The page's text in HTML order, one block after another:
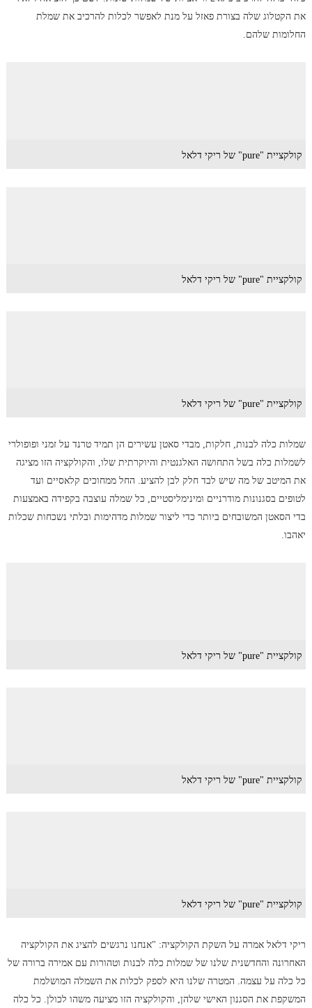
את הקטלוג שלה בצורת פאזל על מנת לאפשר לכלות להרכיב את שמלת
החלומות שלהם.
קולקציית "pure" של ריקי דלאל
קולקציית "pure" של ריקי דלאל
קולקציית "pure" של ריקי דלאל
שמלות כלה לבנות, חלקות, מבדי סאטן עשירים הן תמיד טרנד על זמני ופופולרי
לשמלות כלה בשל התחושה האלגנטית והיוקרתית שלו, והקולקציה הזו מציגה
את המיטב של מה שיש לבד חלק לבן להציע. החל ממחוכים קלאסיים ועד
לטופים בסגנונות מודרניים ומינימליסטיים, כל שמלה עוצבה בקפידה באמצעות
בדי הסאטן המשובחים ביותר כדי ליצור שמלות מדהימות ובלתי נשכחות שכלות
יאהבו.
קולקציית "pure" של ריקי דלאל
קולקציית "pure" של ריקי דלאל
קולקציית "pure" של ריקי דלאל
ריקי דלאל אמרה על השקת הקולקציה: "אנחנו נרגשים להציג את הקולקציה
האחרונה והחדשנית שלנו של שמלות כלה לבנות וטהורות עם אמירה ברורה של
כל כלה על עצמה. המטרה שלנו היא לספק לכלות את השמלה המושלמת
המשקפת את הסגנון האישי שלהן, והקולקציה הזו מציעה משהו לכולן. כל כלה